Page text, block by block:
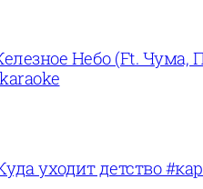
Небо (Ft. Чума,
уходит детство